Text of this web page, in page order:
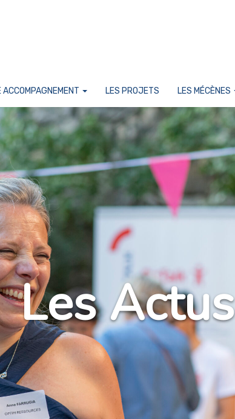
ACCOMPAGNEMENT LES PROJETS LES MÉCÈNES
Les Actus